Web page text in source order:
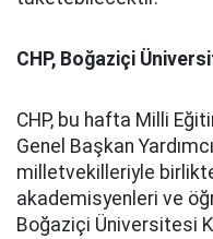
CHP, Boğaziçi
CHP, bu hafta Milli
Genel Başkan
milletvekilleriyle
akademisyenleri ve
Boğaziçi Üniversitesi